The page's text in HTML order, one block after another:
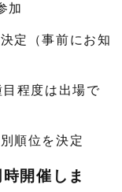
加
定（事前にお知
目程度は出場で
順位を決定
開催しま